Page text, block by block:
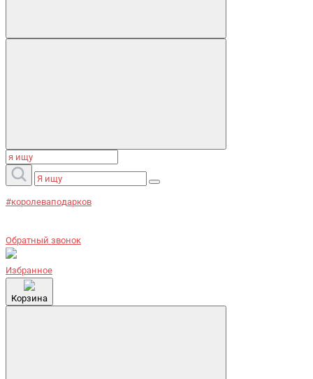
#королеваподарков
Обратный звонок
Избранное
Корзина